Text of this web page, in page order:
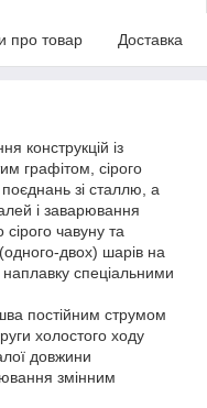
про товар Доставка
конструкцій із
графітом, сірого
зі сталлю, а
і заварювання
сірого чавуну та
двох) шарів на
спеціальними
постійним струмом
холостого ходу
довжини
змінним